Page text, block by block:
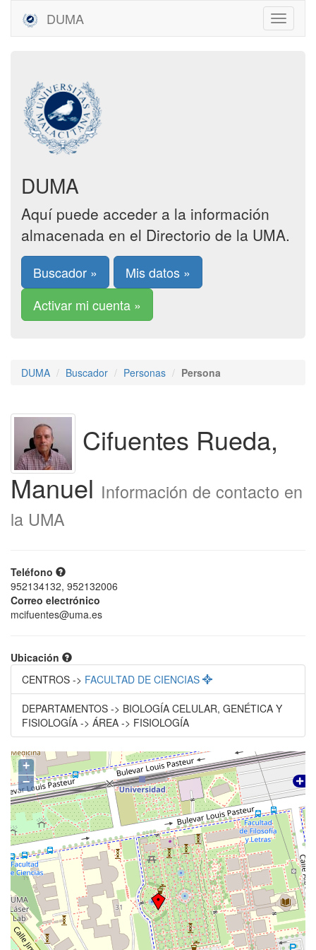
DUMA
DUMA
Aquí puede acceder a la información
almacenada en el Directorio de la UMA.
Buscador »
Mis datos »
Activar mi cuenta »
DUMA Buscador Personas Persona
Cifuentes Rueda,
Manuel Información de contacto en
la UMA
Teléfono
952134132, 952132006
Correo electrónico
mcifuentes@uma.es
Ubicación
CENTROS -> FACULTAD DE CIENCIAS
DEPARTAMENTOS -> BIOLOGÍA CELULAR, GENÉTICA Y
FISIOLOGÍA -> ÁREA -> FISIOLOGÍA
+
−